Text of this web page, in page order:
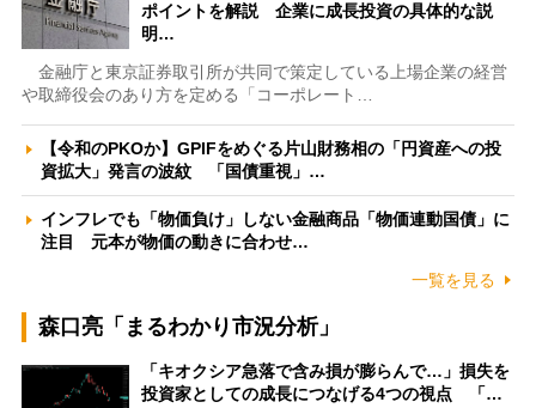
ポイントを解説 企業に成長投資の具体的な説
明…
金融庁と東京証券取引所が共同で策定している上場企業の経営
や取締役会のあり方を定める「コーポレート…
【令和のPKOか】GPIFをめぐる片山財務相の「円資産への投
資拡大」発言の波紋 「国債重視」…
インフレでも「物価負け」しない金融商品「物価連動国債」に
注目 元本が物価の動きに合わせ…
一覧を見る
森口亮「まるわかり市況分析」
「キオクシア急落で含み損が膨らんで…」損失を
投資家としての成長につなげる4つの視点 「…